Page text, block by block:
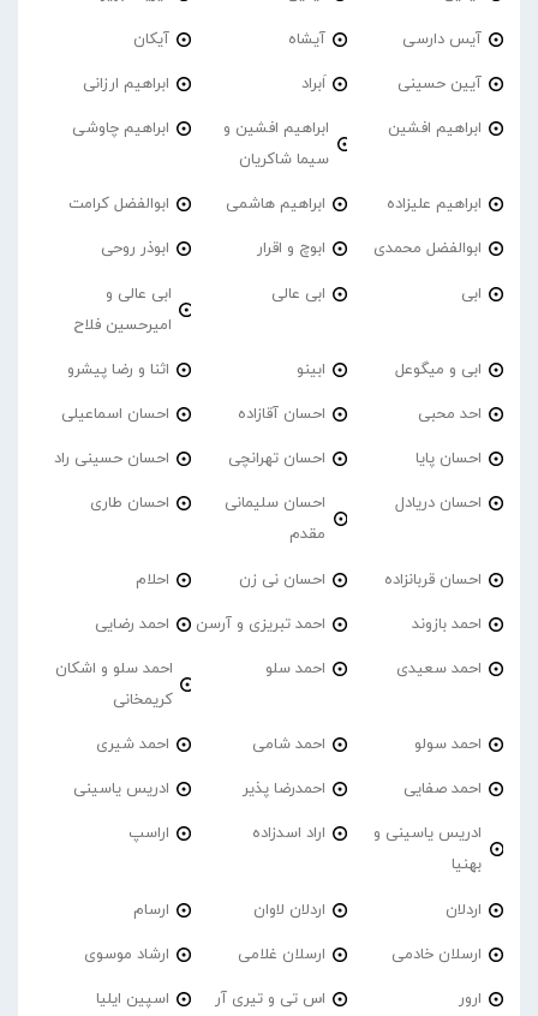
آیس دارسی آیشاه آیکان
آیین حسینی اَبراد ابراهیم ارزانی
ابراهیم افشین
ابراهیم افشین و
سیما شاکریان
ابراهیم چاوشی
ابراهیم علیزاده ابراهیم هاشمی ابوالفضل کرامت
ابوالفضل محمدی ابوچ و اقرار ابوذر روحی
ابی ابی عالی
ابی عالی و
امیرحسین فلاح
ابی و میگوعل ابینو اثنا و رضا پیشرو
احد محبی احسان آقازاده احسان اسماعیلی
احسان پایا احسان تهرانچی احسان حسینی راد
احسان دریادل
احسان سلیمانی
مقدم
احسان طاری
احسان قربانزاده احسان نی زن احلام
احمد بازوند احمد تبریزی و آرسن احمد‌ رضایی
احمد سعیدی احمد سلو
احمد سلو و اشکان
کریمخانی
احمد سولو احمد شامی احمد شیری
احمد صفایی احمدرضا پذیر ادریس یاسینی
ادریس یاسینی و
بهنیا
اراد اسدزاده اراسپ
اردلان اردلان لاوان ارسام
ارسلان خادمی ارسلان غلامی ارشاد موسوی
ارور اس تی و تیری آر اسپین ایلیا